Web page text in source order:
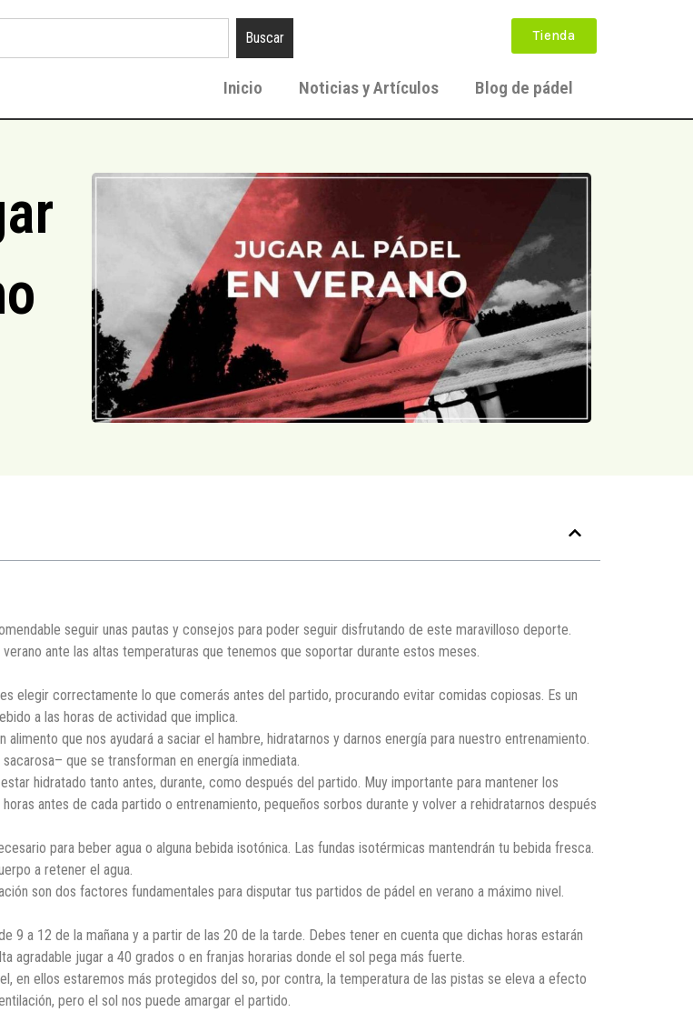
Buscar Tienda
Inicio Noticias y Artículos Blog de pádel
seguir unas pautas y consejos para poder seguir disfrutando de este maravilloso deporte.
ante las altas temperaturas que tenemos que soportar durante estos meses.
elegir correctamente lo que comerás antes del partido, procurando evitar comidas copiosas. Es un
a las horas de actividad que implica.
que nos ayudará a saciar el hambre, hidratarnos y darnos energía para nuestro entrenamiento.
que se transforman en energía inmediata.
hidratado tanto antes, durante, como después del partido. Muy importante para mantener los
antes de cada partido o entrenamiento, pequeños sorbos durante y volver a rehidratarnos después
para beber agua o alguna bebida isotónica. Las fundas isotérmicas mantendrán tu bebida fresca.
a retener el agua.
son dos factores fundamentales para disputar tus partidos de pádel en verano a máximo nivel.
9 a 12 de la mañana y a partir de las 20 de la tarde. Debes tener en cuenta que dichas horas estarán
agradable jugar a 40 grados o en franjas horarias donde el sol pega más fuerte.
en ellos estaremos más protegidos del so, por contra, la temperatura de las pistas se eleva a efecto
pero el sol nos puede amargar el partido.